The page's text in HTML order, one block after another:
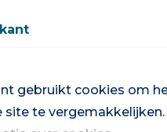
gebruikt cookies om
site te vergemakkelijken.
op de nieuwsbrief